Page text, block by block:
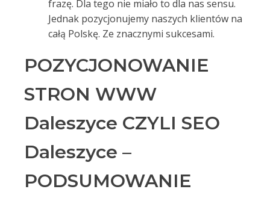
frazę. Dla tego nie miało to dla nas sensu.
Jednak pozycjonujemy naszych klientów na
całą Polskę. Ze znacznymi sukcesami.
POZYCJONOWANIE
STRON WWW
Daleszyce CZYLI SEO
Daleszyce –
PODSUMOWANIE